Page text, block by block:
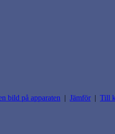
bild på apparaten | Jämför | Till